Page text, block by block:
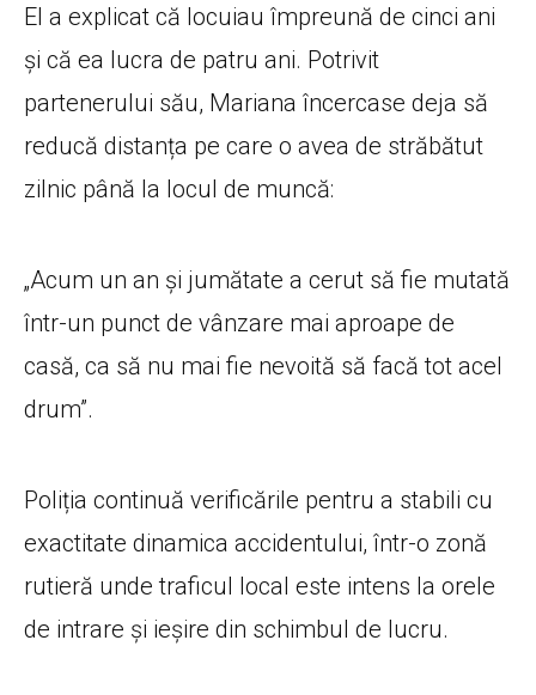
El a explicat că locuiau împreună de cinci ani
și că ea lucra de patru ani. Potrivit
partenerului său, Mariana încercase deja să
reducă distanța pe care o avea de străbătut
zilnic până la locul de muncă:
„Acum un an și jumătate a cerut să fie mutată
într-un punct de vânzare mai aproape de
casă, ca să nu mai fie nevoită să facă tot acel
drum”.
Poliția continuă verificările pentru a stabili cu
exactitate dinamica accidentului, într-o zonă
rutieră unde traficul local este intens la orele
de intrare și ieșire din schimbul de lucru.